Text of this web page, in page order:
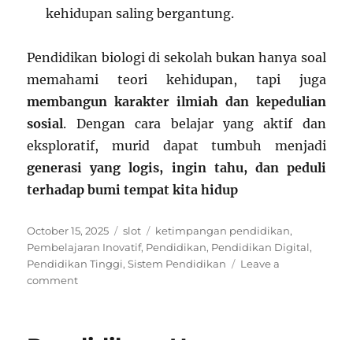
kehidupan saling bergantung.
Pendidikan biologi di sekolah bukan hanya soal
memahami teori kehidupan, tapi juga
membangun karakter ilmiah dan kepedulian
sosial. Dengan cara belajar yang aktif dan
eksploratif, murid dapat tumbuh menjadi
generasi yang logis, ingin tahu, dan peduli
terhadap bumi tempat kita hidup
Posted
on
October 15, 2025 Categories
slot Tags
ketimpangan pendidikan,
Pembelajaran Inovatif, Pendidikan, Pendidikan Digital,
Pendidikan Tinggi,Sistem Pendidikan
Leave a
commenton